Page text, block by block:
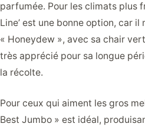
parfumée. Pour les climats plus
Line’ est une bonne option, car
« Honeydew », avec sa chair
très apprécié pour sa longue
la récolte.
Pour ceux qui aiment les gros
Best Jumbo » est idéal,